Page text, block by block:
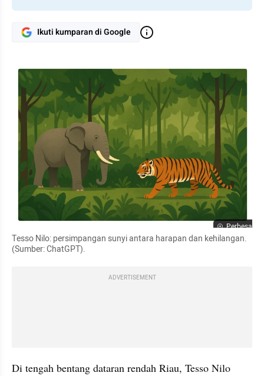
Ikuti kumparan di Google
Perbesar
Tesso Nilo: persimpangan sunyi antara harapan dan kehilangan.
(Sumber: ChatGPT).
ADVERTISEMENT
Di tengah bentang dataran rendah Riau, Tesso Nilo